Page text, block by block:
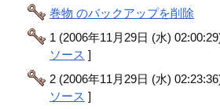
巻物 のバックアップを削除
1 (2006年11月29日 (水)
ソース ]
2 (2006年11月29日 (水)
ソース ]